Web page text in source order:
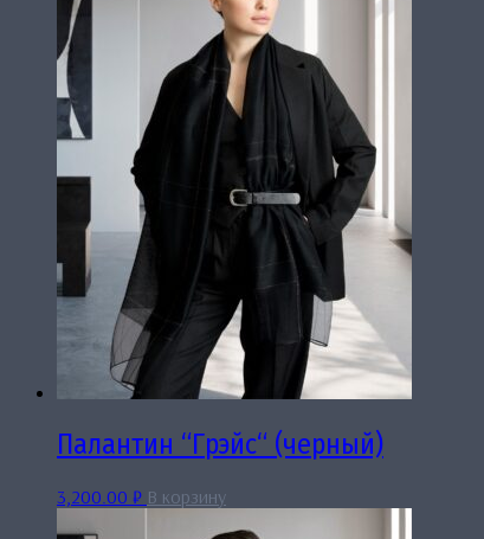
Палантин “Грэйс“ (черный)
3,200.00 ₽ В корзину